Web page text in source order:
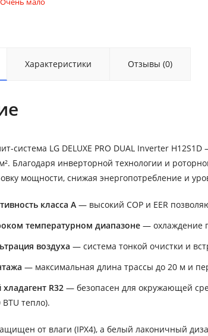
Характеристики Отзывы (0)
система LG DELUXE PRO DUAL Inverter
Благодаря инверторной технологии и
мощности, снижая энергопотребление и
класса А — высокий COP и EER
температурном диапазоне — охлаждение
воздуха — система тонкой очистки и
— максимальная длина трассы до 20 м и
R32 — безопасен для окружающей
тепло).
от влаги (IPX4), а белый лаконичный